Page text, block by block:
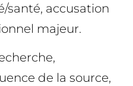
santé, accusation
majeur.
de la source,